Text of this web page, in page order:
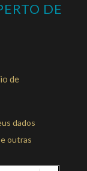
DE
de
dados
outras